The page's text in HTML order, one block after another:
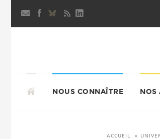
contenu
AU
CONTENUNOUS CONNAÎTRE NOS
ACCUEIL »